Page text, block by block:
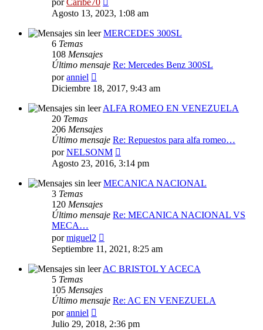
porCaribe70
último
Agosto 13, 2023, 1:08 am
MERCEDES 300SL
6 Temas
108 Mensajes
Último mensaje Re: Mercedes Benz 300SL
poranniel
último
Diciembre 18, 2017, 9:43 am
ALFA ROMEO EN VENEZUELA
20 Temas
206 Mensajes
Último mensaje Re: Repuestos para alfa romeo…
porNELSONM
último
mensaje
Agosto 23, 2016, 3:14 pm
MECANICA NACIONAL
3 Temas
120 Mensajes
Último mensaje Re: MECANICA NACIONAL VS
MECA…
pormiguel2
último
Septiembre 11, 2021, 8:25 am
AC BRISTOL Y ACECA
5 Temas
105 Mensajes
Último mensaje Re: AC EN VENEZUELA
poranniel
último
Julio 29, 2018, 2:36 pm